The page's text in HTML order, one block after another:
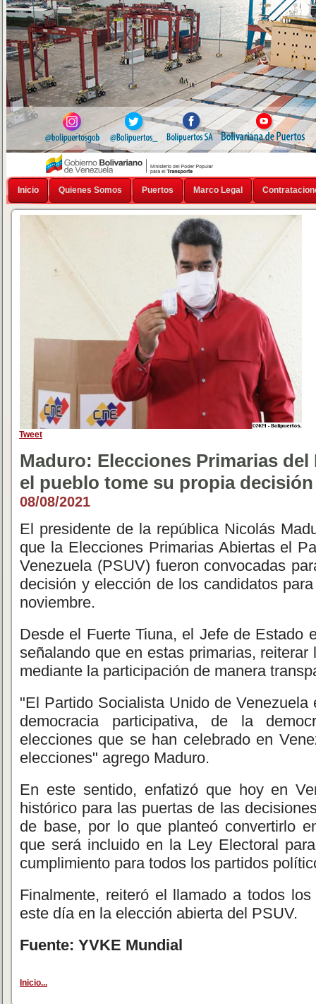
Inicio Quienes Somos Puertos Marco Legal
Tweet
Maduro: Elecciones Primarias
el pueblo tome su propia decisión
08/08/2021
El presidente de la república Nicolás
que la Elecciones Primarias Abiertas el
Venezuela (PSUV) fueron convocadas
decisión y elección de los candidatos
noviembre.
Desde el Fuerte Tiuna, el Jefe de Estado
señalando que en estas primarias,
mediante la participación de manera
"El Partido Socialista Unido de Venezuela
democracia participativa, de la
elecciones que se han celebrado en
elecciones" agrego Maduro.
En este sentido, enfatizó que hoy en
histórico para las puertas de las
de base, por lo que planteó convertirlo
que será incluido en la Ley Electoral
cumplimiento para todos los partidos
Finalmente, reiteró el llamado a todos
este día en la elección abierta del PSUV.
Fuente: YVKE Mundial
Inicio...